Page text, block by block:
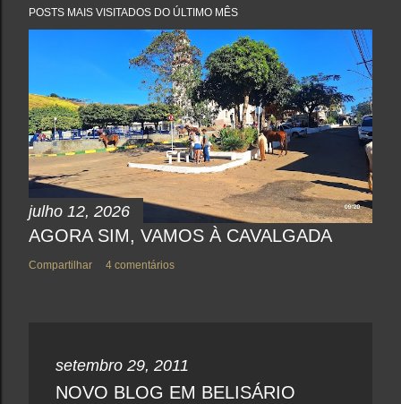
a
e
n
t
á
r
i
o
POSTS MAIS VISITADOS DO ÚLTIMO MÊS
julho 12, 2026
AGORA SIM, VAMOS À CAVALGADA
Compartilhar 4 comentários
setembro 29, 2011
NOVO BLOG EM BELISÁRIO